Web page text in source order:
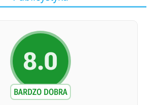
8.0
BARDZO DOBRA